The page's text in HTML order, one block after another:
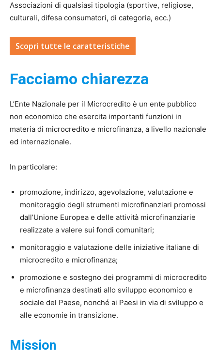
Associazioni di qualsiasi tipologia (sportive, religiose,
culturali, difesa consumatori, di categoria, ecc.)
Scopri tutte le caratteristiche
Facciamo chiarezza
L’Ente Nazionale per il Microcredito è un ente pubblico
non economico che esercita importanti funzioni in
materia di microcredito e microfinanza, a livello nazionale
ed internazionale.
In particolare:
promozione, indirizzo, agevolazione, valutazione e
monitoraggio degli strumenti microfinanziari promossi
dall’Unione Europea e delle attività microfinanziarie
realizzate a valere sui fondi comunitari;
monitoraggio e valutazione delle iniziative italiane di
microcredito e microfinanza;
promozione e sostegno dei programmi di microcredito
e microfinanza destinati allo sviluppo economico e
sociale del Paese, nonché ai Paesi in via di sviluppo e
alle economie in transizione.
Mission